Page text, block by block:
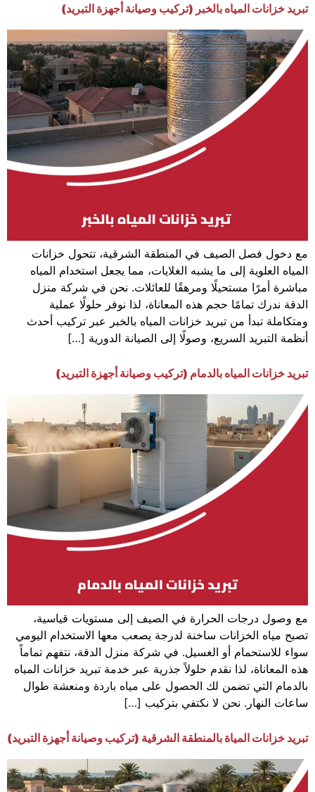
تبريد خزانات المياه بالخبر (تركيب وصيانة أجهزة التبريد)
مع دخول فصل الصيف في المنطقة الشرقية، تتحول خزانات
المياه العلوية إلى ما يشبه الغلايات، مما يجعل استخدام المياه
مباشرة أمرًا مستحيلًا ومرهقًا للعائلات. نحن في شركة منزل
الدقة ندرك تمامًا حجم هذه المعاناة، لذا نوفر حلولًا عملية
ومتكاملة تبدأ من تبريد خزانات المياه بالخبر عبر تركيب أحدث
أنظمة التبريد السريع، وصولًا إلى الصيانة الدورية […]
تبريد خزانات المياه بالدمام (تركيب وصيانة أجهزة التبريد)
مع وصول درجات الحرارة في الصيف إلى مستويات قياسية،
تصبح مياه الخزانات ساخنة لدرجة يصعب معها الاستخدام اليومي
سواء للاستحمام أو الغسيل. في شركة منزل الدقة، نتفهم تماماً
هذه المعاناة، لذا نقدم حلولاً جذرية عبر خدمة تبريد خزانات المياه
بالدمام التي تضمن لك الحصول على مياه باردة ومنعشة طوال
ساعات النهار. نحن لا نكتفي بتركيب […]
تبريد خزانات المياة بالمنطقة الشرقية (تركيب وصيانة أجهزة التبريد)